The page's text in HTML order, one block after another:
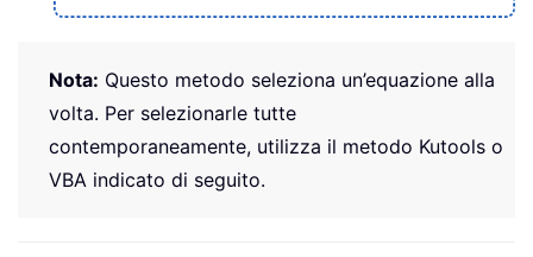
Nota: Questo metodo seleziona un’equazione alla
volta. Per selezionarle tutte
contemporaneamente, utilizza il metodo Kutools o
VBA indicato di seguito.